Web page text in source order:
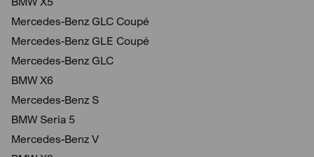
Mercedes-Benz GLC Coupé
Mercedes-Benz GLE Coupé
Mercedes-Benz GLC
BMW X6
Mercedes-Benz S
BMW Seria 5
Mercedes-Benz V